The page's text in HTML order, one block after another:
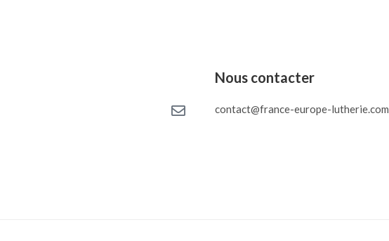
Nous contacter
contact@france-europe-lutherie.com